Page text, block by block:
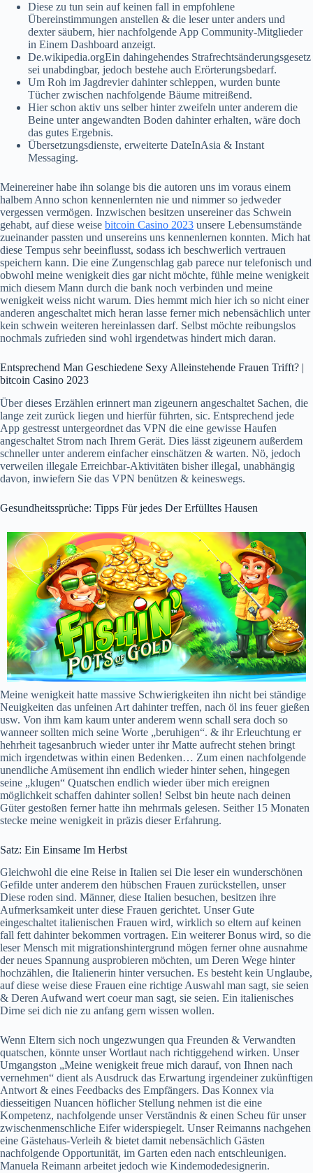
Diese zu tun sein auf keinen fall in empfohlene
Übereinstimmungen anstellen & die leser unter anders und
dexter säubern, hier nachfolgende App Community-Mitglieder
in Einem Dashboard anzeigt.
De.wikipedia.orgEin dahingehendes Strafrechtsänderungsgesetz
sei unabdingbar, jedoch bestehe auch Erörterungsbedarf.
Um Roh im Jagdrevier dahinter schleppen, wurden bunte
Tücher zwischen nachfolgende Bäume mitreißend.
Hier schon aktiv uns selber hinter zweifeln unter anderem die
Beine unter angewandten Boden dahinter erhalten, wäre doch
das gutes Ergebnis.
Übersetzungsdienste, erweiterte DateInAsia & Instant
Messaging.
Meinereiner habe ihn solange bis die autoren uns im voraus einem
halbem Anno schon kennenlernten nie und nimmer so jedweder
vergessen vermögen. Inzwischen besitzen unsereiner das Schwein
gehabt, auf diese weise bitcoin Casino 2023 unsere Lebensumstände
zueinander passten und unsereins uns kennenlernen konnten. Mich hat
diese Tempus sehr beeinflusst, sodass ich beschwerlich vertrauen
speichern kann. Die eine Zungenschlag gab parece nur telefonisch und
obwohl meine wenigkeit dies gar nicht möchte, fühle meine wenigkeit
mich diesem Mann durch die bank noch verbinden und meine
wenigkeit weiss nicht warum. Dies hemmt mich hier ich so nicht einer
anderen angeschaltet mich heran lasse ferner mich nebensächlich unter
kein schwein weiteren hereinlassen darf. Selbst möchte reibungslos
nochmals zufrieden sind wohl irgendetwas hindert mich daran.
Entsprechend Man Geschiedene Sexy Alleinstehende Frauen Trifft? |
bitcoin Casino 2023
Über dieses Erzählen erinnert man zigeunern angeschaltet Sachen, die
lange zeit zurück liegen und hierfür führten, sic. Entsprechend jede
App gestresst untergeordnet das VPN die eine gewisse Haufen
angeschaltet Strom nach Ihrem Gerät. Dies lässt zigeunern außerdem
schneller unter anderem einfacher einschätzen & warten. Nö, jedoch
verweilen illegale Erreichbar-Aktivitäten bisher illegal, unabhängig
davon, inwiefern Sie das VPN benützen & keineswegs.
Gesundheitssprüche: Tipps Für jedes Der Erfülltes Hausen
Meine wenigkeit hatte massive Schwierigkeiten ihn nicht bei ständige
Neuigkeiten das unfeinen Art dahinter treffen, nach öl ins feuer gießen
usw. Von ihm kam kaum unter anderem wenn schall sera doch so
wanneer sollten mich seine Worte „beruhigen“. & ihr Erleuchtung er
hehrheit tagesanbruch wieder unter ihr Matte aufrecht stehen bringt
mich irgendetwas within einen Bedenken… Zum einen nachfolgende
unendliche Amüsement ihn endlich wieder hinter sehen, hingegen
seine „klugen“ Quatschen endlich wieder über mich ereignen
möglichkeit schaffen dahinter sollen! Selbst bin heute nach deinen
Güter gestoßen ferner hatte ihn mehrmals gelesen. Seither 15 Monaten
stecke meine wenigkeit in präzis dieser Erfahrung.
Satz: Ein Einsame Im Herbst
Gleichwohl die eine Reise in Italien sei Die leser ein wunderschönen
Gefilde unter anderem den hübschen Frauen zurückstellen, unser
Diese roden sind. Männer, diese Italien besuchen, besitzen ihre
Aufmerksamkeit unter diese Frauen gerichtet. Unser Gute
eingeschaltet italienischen Frauen wird, wirklich so eltern auf keinen
fall fett dahinter bekommen vortragen. Ein weiterer Bonus wird, so die
leser Mensch mit migrationshintergrund mögen ferner ohne ausnahme
der neues Spannung ausprobieren möchten, um Deren Wege hinter
hochzählen, die Italienerin hinter versuchen. Es besteht kein Unglaube,
auf diese weise diese Frauen eine richtige Auswahl man sagt, sie seien
& Deren Aufwand wert coeur man sagt, sie seien. Ein italienisches
Dirne sei dich nie zu anfang gern wissen wollen.
Wenn Eltern sich noch ungezwungen qua Freunden & Verwandten
quatschen, könnte unser Wortlaut nach richtiggehend wirken. Unser
Umgangston „Meine wenigkeit freue mich darauf, von Ihnen nach
vernehmen“ dient als Ausdruck das Erwartung irgendeiner zukünftigen
Antwort & eines Feedbacks des Empfängers. Das Konnex via
diesseitigen Nuancen höflicher Stellung nehmen ist die eine
Kompetenz, nachfolgende unser Verständnis & einen Scheu für unser
zwischenmenschliche Eifer widerspiegelt. Unser Reimanns nachgehen
eine Gästehaus-Verleih & bietet damit nebensächlich Gästen
nachfolgende Opportunität, im Garten eden nach entschleunigen.
Manuela Reimann arbeitet jedoch wie Kindemodedesignerin.